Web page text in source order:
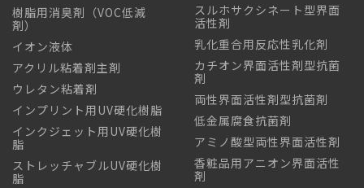
樹脂用消臭剤（VOC低減
剤）
イオン液体
アクリル粘着剤主剤
ウレタン粘着剤
インプリント用UV硬化樹脂
インクジェット用UV硬化樹
脂
ストレッチャブルUV硬化樹
脂
スルホサクシネート型界面
活性剤
乳化重合用反応性乳化剤
カチオン界面活性剤型抗菌
剤
両性界面活性剤型抗菌剤
低金属腐食抗菌剤
アミノ酸型両性界面活性剤
香粧品用アニオン界面活性
剤